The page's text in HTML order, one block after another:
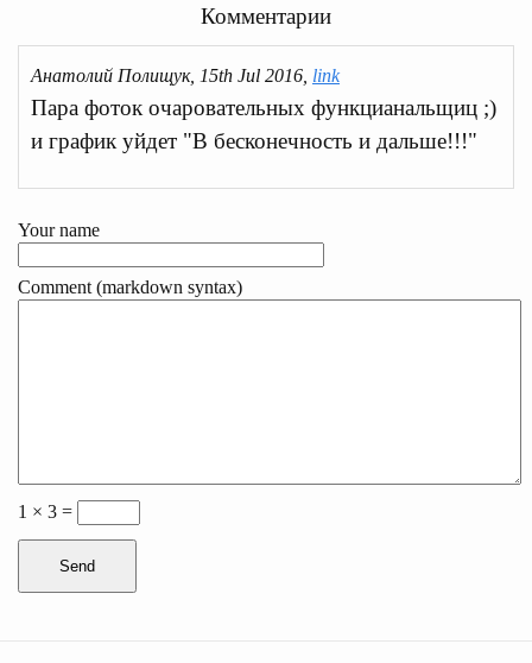
Комментарии
Анатолий Полищук, 15th Jul 2016, link
Пара фоток очаровательных функцианальщиц ;)
и график уйдет "В бесконечность и дальше!!!"
Your name
Comment (markdown syntax)
1 × 3 =
Send